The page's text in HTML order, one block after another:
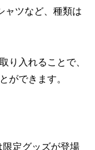
ャツなど、種類は
り入れることで、
ができます。
定グッズが登場